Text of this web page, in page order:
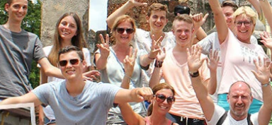
Polen
Servië
Spanje
Turkije
Italië, 20 dagen
Lapland, 7 dagen
Baltische Staten & Polen, 20
Servië, Bosnië en
Spanje, 8 dagen
Spanje, 18 dagen
Turkije, 20 dagen
Jordanië, 8 dagen
Marokko (Woestijn en Marrakech), 8
Marokko, 15 dagen
Marokko, 20 dagen
Turkije, 20 dagen
Japan
Maleisië
Nepal
Singapore
Sri Lanka
Thailand
Vietnam
Zuid-Korea
Costa
Cuba
Ecuador
Mexico
Peru
Namibië
Tanzania
Zanzibar
Zimbabwe
Zuid-Afrika